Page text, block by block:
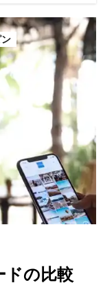
ドの比較